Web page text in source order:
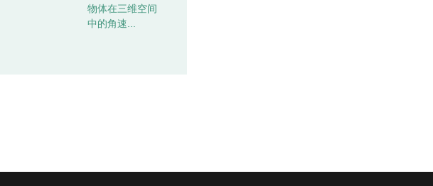
物体在三维空间
中的角速...